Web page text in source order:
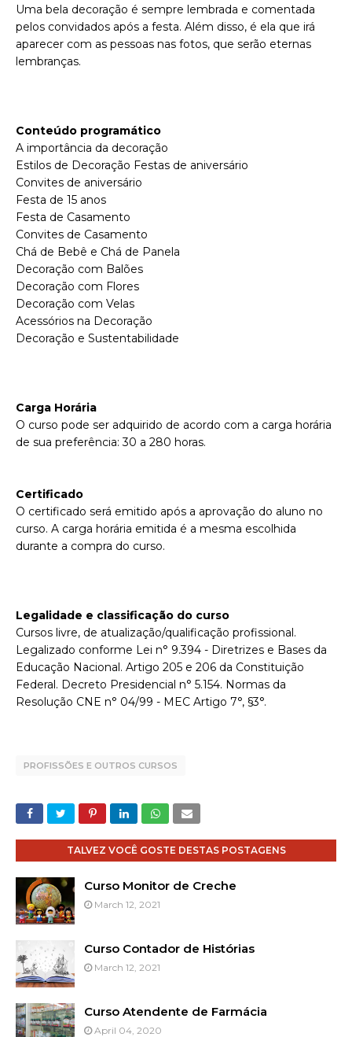
Uma bela decoração é sempre lembrada e comentada
pelos convidados após a festa. Além disso, é ela que irá
aparecer com as pessoas nas fotos, que serão eternas
lembranças.
Conteúdo programático
A importância da decoração
Estilos de Decoração Festas de aniversário
Convites de aniversário
Festa de 15 anos
Festa de Casamento
Convites de Casamento
Chá de Bebê e Chá de Panela
Decoração com Balões
Decoração com Flores
Decoração com Velas
Acessórios na Decoração
Decoração e Sustentabilidade
Carga Horária
O curso pode ser adquirido de acordo com a carga horária
de sua preferência: 30 a 280 horas.
Certificado
O certificado será emitido após a aprovação do aluno no
curso. A carga horária emitida é a mesma escolhida
durante a compra do curso.
Legalidade e classificação do curso
Cursos livre, de atualização/qualificação profissional.
Legalizado conforme Lei n° 9.394 - Diretrizes e Bases da
Educação Nacional. Artigo 205 e 206 da Constituição
Federal. Decreto Presidencial n° 5.154. Normas da
Resolução CNE n° 04/99 - MEC Artigo 7°, §3°.
PROFISSÕES E OUTROS CURSOS
TALVEZ VOCÊ GOSTE DESTAS POSTAGENS
Curso Monitor de Creche
March 12, 2021
Curso Contador de Histórias
March 12, 2021
Curso Atendente de Farmácia
April 04, 2020